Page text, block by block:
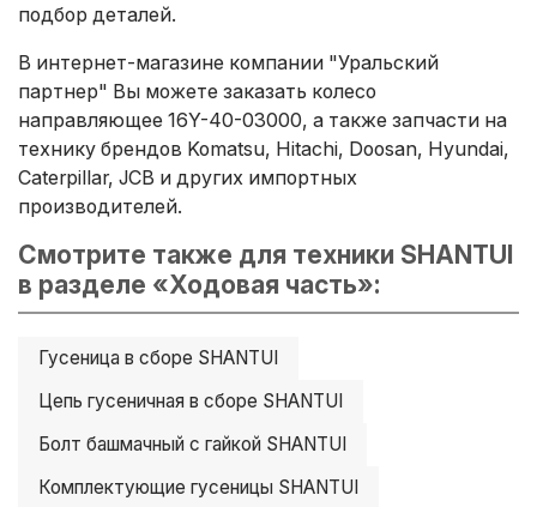
подбор деталей.
В интернет-магазине компании "Уральский
партнер" Вы можете заказать колесо
направляющее 16Y-40-03000, а также запчасти на
технику брендов Komatsu, Hitachi, Doosan, Hyundai,
Caterpillar, JCB и других импортных
производителей.
Смотрите также для техники SHANTUI
в разделе «Ходовая часть»:
Гусеница в сборе SHANTUI
Цепь гусеничная в сборе SHANTUI
Болт башмачный с гайкой SHANTUI
Комплектующие гусеницы SHANTUI